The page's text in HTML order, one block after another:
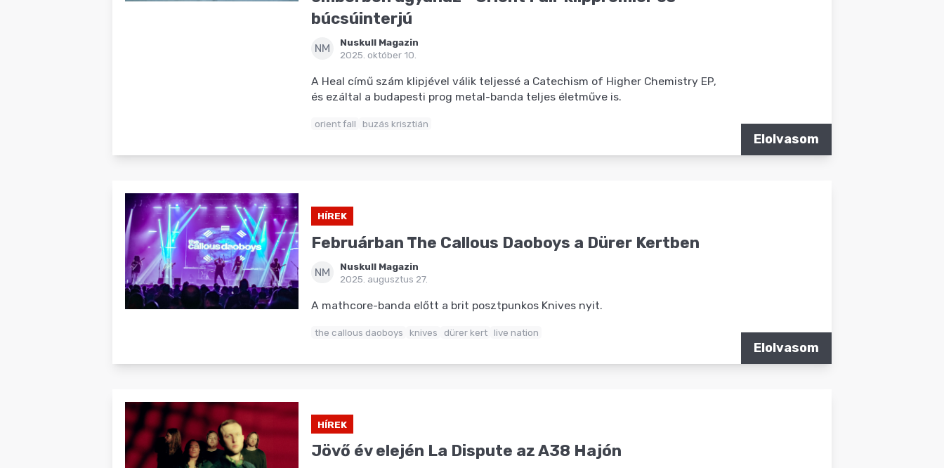
búcsúinterjú
NM
Nuskull Magazin
2025. október 10.
A Heal című szám klipjével válik teljessé a Catechism of Higher Chemistry EP,
és ezáltal a budapesti prog metal-banda teljes életműve is.
orient fall buzás krisztián
Elolvasom
HÍREK
Februárban The Callous Daoboys a Dürer Kertben
NM
Nuskull Magazin
2025. augusztus 27.
A mathcore-banda előtt a brit posztpunkos Knives nyit.
the callous daoboys knives dürer kert live nation
Elolvasom
HÍREK
Jövő év elején La Dispute az A38 Hajón